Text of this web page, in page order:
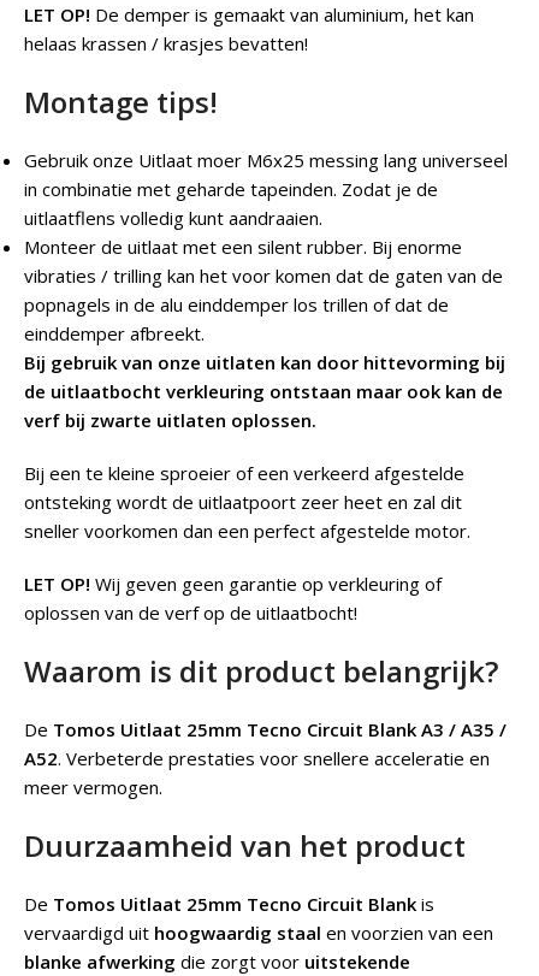
LET OP! De demper is gemaakt van aluminium, het kan
helaas krassen / krasjes bevatten!
Montage tips!
Gebruik onze Uitlaat moer M6x25 messing lang universeel
in combinatie met geharde tapeinden. Zodat je de
uitlaatflens volledig kunt aandraaien.
Monteer de uitlaat met een silent rubber. Bij enorme
vibraties / trilling kan het voor komen dat de gaten van de
popnagels in de alu einddemper los trillen of dat de
einddemper afbreekt.
Bij gebruik van onze uitlaten kan door hittevorming bij
de uitlaatbocht verkleuring ontstaan maar ook kan de
verf bij zwarte uitlaten oplossen.
Bij een te kleine sproeier of een verkeerd afgestelde
ontsteking wordt de uitlaatpoort zeer heet en zal dit
sneller voorkomen dan een perfect afgestelde motor.
LET OP! Wij geven geen garantie op verkleuring of
oplossen van de verf op de uitlaatbocht!
Waarom is dit product belangrijk?
De Tomos Uitlaat 25mm Tecno Circuit Blank A3 / A35 /
A52. Verbeterde prestaties voor snellere acceleratie en
meer vermogen.
Duurzaamheid van het product
De Tomos Uitlaat 25mm Tecno Circuit Blank is
vervaardigd uit hoogwaardig staal en voorzien van een
blanke afwerking die zorgt voor uitstekende